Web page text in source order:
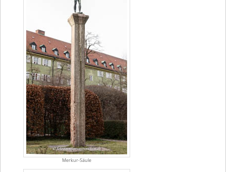
Merkur-Säule